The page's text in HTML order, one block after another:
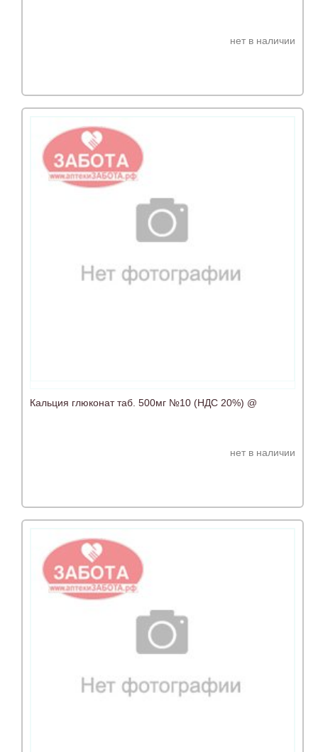
нет в наличии
Кальция глюконат таб. 500мг №10 (НДС 20%) @
нет в наличии